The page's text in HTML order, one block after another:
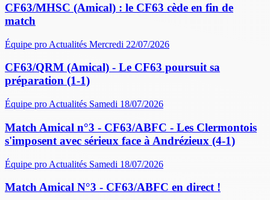
CF63/MHSC (Amical) : le CF63 cède en fin de
match
Équipe pro Actualités Mercredi 22/07/2026
CF63/QRM (Amical) - Le CF63 poursuit sa
préparation (1-1)
Équipe pro Actualités Samedi 18/07/2026
Match Amical n°3 - CF63/ABFC - Les Clermontois
s'imposent avec sérieux face à Andrézieux (4-1)
Équipe pro Actualités Samedi 18/07/2026
Match Amical N°3 - CF63/ABFC en direct !